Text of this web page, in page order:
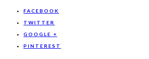
FACEBOOK
TWITTER
GOOGLE +
PINTEREST